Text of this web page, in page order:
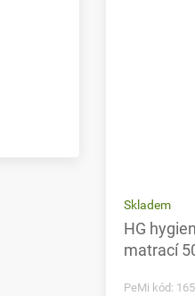
Skladem
HG
matrací
PeMi kód: